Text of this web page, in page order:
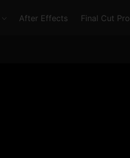
After Effects Final Cut Pro